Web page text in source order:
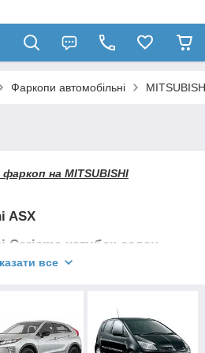
Фаркопи автомобільні
на MITSUBISHI
ASX
хэтчбек седан
L-200 хром. бампер
все